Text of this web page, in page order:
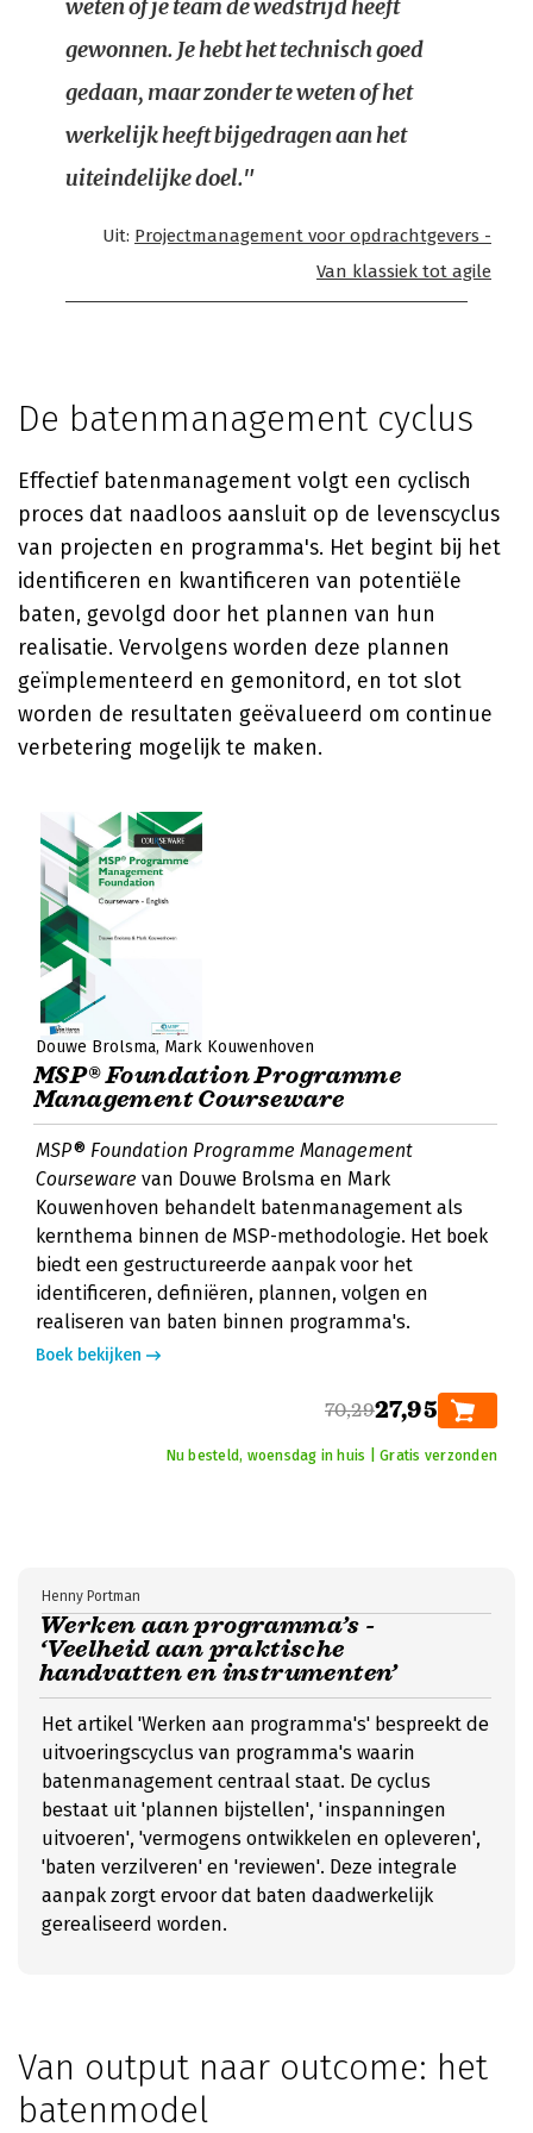
weten of je team de wedstrijd heeft
gewonnen. Je hebt het technisch goed
gedaan, maar zonder te weten of het
werkelijk heeft bijgedragen aan het
uiteindelijke doel."
Uit: Projectmanagement voor opdrachtgevers -
Van klassiek tot agile
De batenmanagement cyclus
Effectief batenmanagement volgt een cyclisch
proces dat naadloos aansluit op de levenscyclus
van projecten en programma's. Het begint bij het
identificeren en kwantificeren van potentiële
baten, gevolgd door het plannen van hun
realisatie. Vervolgens worden deze plannen
geïmplementeerd en gemonitord, en tot slot
worden de resultaten geëvalueerd om continue
verbetering mogelijk te maken.
Douwe Brolsma Mark Kouwenhoven
MSP® Foundation Programme
Management Courseware
MSP® Foundation Programme Management
Courseware van Douwe Brolsma en Mark
Kouwenhoven behandelt batenmanagement als
kernthema binnen de MSP-methodologie. Het boek
biedt een gestructureerde aanpak voor het
identificeren, definiëren, plannen, volgen en
realiseren van baten binnen programma's.
Boek bekijken
70,2927,95
Nu besteld, woensdag in huis | Gratis verzonden
Werken aan programma’s -
‘Veelheid aan praktische
handvatten en instrumenten’
Henny Portman
Het artikel 'Werken aan programma's' bespreekt de
uitvoeringscyclus van programma's waarin
batenmanagement centraal staat. De cyclus
bestaat uit 'plannen bijstellen', 'inspanningen
uitvoeren', 'vermogens ontwikkelen en opleveren',
'baten verzilveren' en 'reviewen'. Deze integrale
aanpak zorgt ervoor dat baten daadwerkelijk
gerealiseerd worden.
Van output naar outcome: het
batenmodel